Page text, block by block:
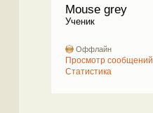
Mouse grey
Ученик
Оффлайн
Просмотр сообщений
Статистика